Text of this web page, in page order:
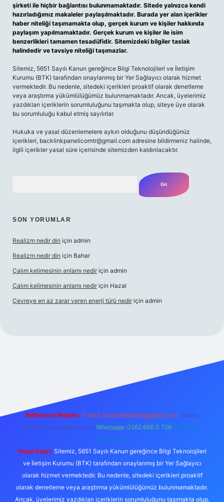
şirketi ile hiçbir bağlantısı bulunmamaktadır. Sitede yalnızca kendi
hazırladığımız makaleler paylaşılmaktadır. Burada yer alan içerikler
haber niteliği taşımamakta olup, gerçek kurum ve kişiler hakkında
paylaşım yapılmamaktadır. Gerçek kurum ve kişiler ile isim
benzerlikleri tamamen tesadüfidir. Sitemizdeki bilgiler taslak
halindedir ve tavsiye niteliği taşımazlar.
Sitemiz, 5651 Sayılı Kanun gereğince Bilgi Teknolojileri ve İletişim
Kurumu (BTK) tarafından onaylanmış bir Yer Sağlayıcı olarak hizmet
vermektedir. Bu nedenle, sitedeki içerikleri proaktif olarak denetleme
veya araştırma yükümlülüğümüz bulunmamaktadır. Ancak, üyelerimiz
yazdıkları içeriklerin sorumluluğunu taşımakta olup, siteye üye olarak
bu sorumluluğu kabul etmiş sayılırlar.
Hukuka ve yasal düzenlemelere aykırı olduğunu düşündüğünüz
içerikleri, backlinkpanelicomtr@gmail.com adresine bildirmeniz halinde,
ilgili içerikler yasal süre içerisinde sitemizden kaldırılacaktır.
SON YORUMLAR
Realizm nedir din için admin
Realizm nedir din için Bahar
Çalım kelimesinin anlamı nedir için admin
Çalım kelimesinin anlamı nedir için Hazal
Çevreye en az zarar veren enerji türü nedir için admin
Reklam ve İletişim: E-mail: backlinkpaneli@gmail.com Teams:
forumhizmeti@gmail.com Whatsapp: 0262 606 0 726 Telegram:
@karabul
Yasal Uyarı: Sitemiz, 5651 Sayılı Kanun gereğince Bilgi Teknolojileri
ve İletişim Kurumu (BTK) tarafından onaylanmış bir Yer Sağlayıcı
olarak hizmet vermektedir. Bu nedenle, sitedeki içerikleri proaktif
olarak denetleme veya araştırma yükümlülüğümüz bulunmamaktadır.
Ancak, üyelerimiz yazdıkları içeriklerin sorumluluğunu taşımakta olup,